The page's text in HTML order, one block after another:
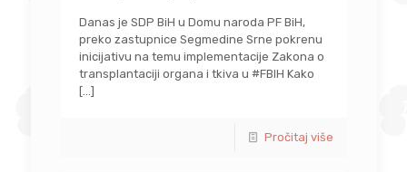
Danas je SDP BiH u Domu naroda PF BiH,
preko zastupnice Segmedine Srne pokrenu
inicijativu na temu implementacije Zakona o
transplantaciji organa i tkiva u #FBIH Kako
[…]
Pročitaj više